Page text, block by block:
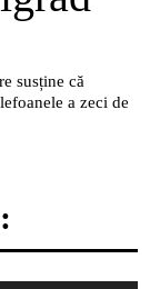
susține că
a zeci de